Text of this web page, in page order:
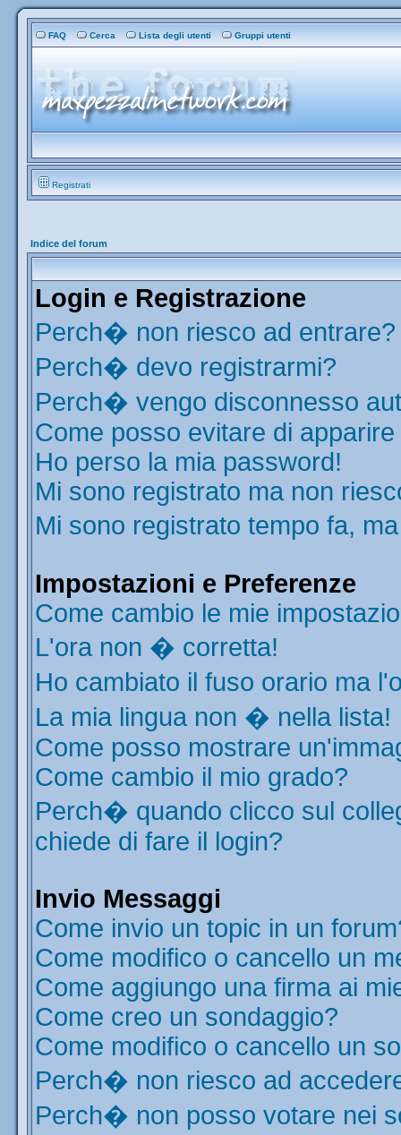
FAQ Cerca Lista degli utenti Gruppi utenti
Registrati
Indice del forum
Login e Registrazione
Perch� non riesco ad entrare?
Perch� devo registrarmi?
Perch� vengo disconnesso
Come posso evitare di
Ho perso la mia password!
Mi sono registrato ma non
Mi sono registrato tempo fa,
Impostazioni e Preferenze
Come cambio le mie
L'ora non � corretta!
Ho cambiato il fuso orario ma
La mia lingua non � nella lista!
Come posso mostrare
Come cambio il mio grado?
Perch� quando clicco sul
chiede di fare il login?
Invio Messaggi
Come invio un topic in un
Come modifico o cancello un
Come aggiungo una firma ai
Come creo un sondaggio?
Come modifico o cancello un
Perch� non riesco ad
Perch� non posso votare nei